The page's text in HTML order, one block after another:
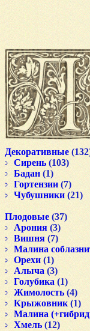
Декоративные
Сирень (103)
Бадан (1)
Гортензии (7)
Чубушники (21)
Плодовые (37)
Арония (3)
Вишня (7)
Малина
Орехи (1)
Алыча (3)
Голубика (1)
Жимолость (4)
Крыжовник (1)
Малина
Хмель (12)